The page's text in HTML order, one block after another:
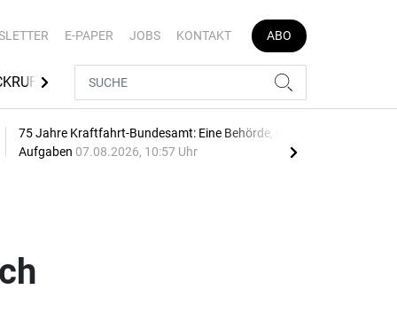
E-PAPER JOBS KONTAKT ABO
TÜV SÜD AUTOJOB
75 Jahre Kraftfahrt-Bundesamt: Eine Behörde, viele
Aufgaben 07.08.2026, 10:57 Uhr